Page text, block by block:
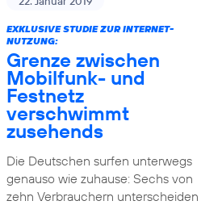
EXKLUSIVE STUDIE ZUR INTERNET-
NUTZUNG:
Grenze zwischen
Mobilfunk- und
Festnetz
verschwimmt
zusehends
Die Deutschen surfen unterwegs
genauso wie zuhause: Sechs von
zehn Verbrauchern unterscheiden